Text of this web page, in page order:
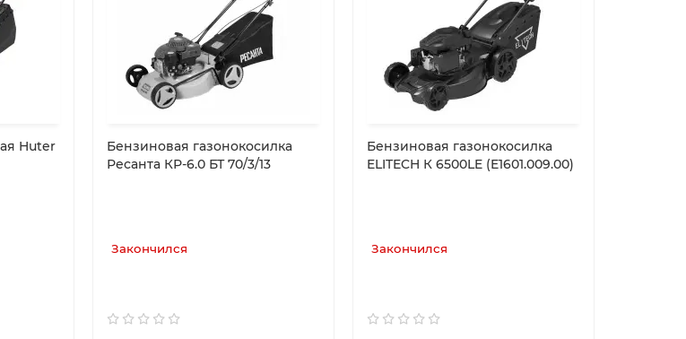
Huter
Бензиновая газонокосилка
Ресанта КР-6.0 БТ 70/3/13
Закончился
Бензиновая газонокосилка
ELITECH К 6500LE (E1601.009.00)
Закончился